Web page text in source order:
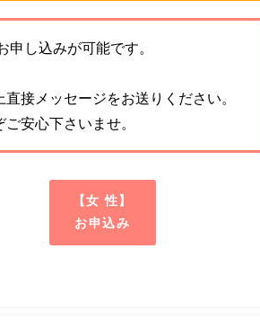
し込みが可能です。
直接メッセージをお送りください。
安心下さいませ。
【女 性】
お申込み